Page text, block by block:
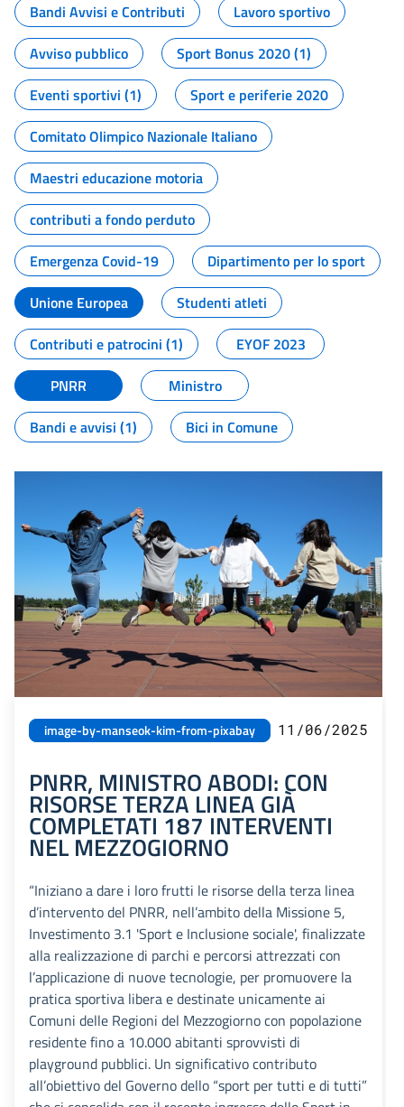
Bandi Avvisi e Contributi
Lavoro sportivo
Avviso pubblico
Sport Bonus 2020 (1)
Eventi sportivi (1)
Sport e periferie 2020
Comitato Olimpico Nazionale Italiano
Maestri educazione motoria
contributi a fondo perduto
Emergenza Covid-19
Dipartimento per lo sport
Unione Europea
Studenti atleti
Contributi e patrocini (1)
EYOF 2023
PNRR
Ministro
Bandi e avvisi (1)
Bici in Comune
image-by-manseok-kim-from-pixabay 11/06/2025
PNRR, MINISTRO ABODI: CON
RISORSE TERZA LINEA GIÀ
COMPLETATI 187 INTERVENTI
NEL MEZZOGIORNO
“Iniziano a dare i loro frutti le risorse della terza linea
d’intervento del PNRR, nell’ambito della Missione 5,
Investimento 3.1 'Sport e Inclusione sociale', finalizzate
alla realizzazione di parchi e percorsi attrezzati con
l’applicazione di nuove tecnologie, per promuovere la
pratica sportiva libera e destinate unicamente ai
Comuni delle Regioni del Mezzogiorno con popolazione
residente fino a 10.000 abitanti sprovvisti di
playground pubblici. Un significativo contributo
all’obiettivo del Governo dello “sport per tutti e di tutti”